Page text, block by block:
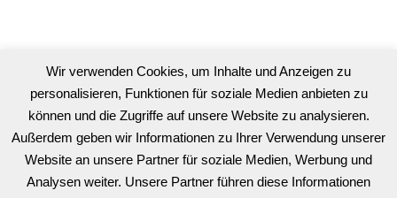
Kategorien
Karosserie
Sonstiger Service
Wir verwenden Cookies, um Inhalte und Anzeigen zu
personalisieren, Funktionen für soziale Medien anbieten zu
können und die Zugriffe auf unsere Website zu analysieren.
Außerdem geben wir Informationen zu Ihrer Verwendung unserer
Website an unsere Partner für soziale Medien, Werbung und
Analysen weiter. Unsere Partner führen diese Informationen